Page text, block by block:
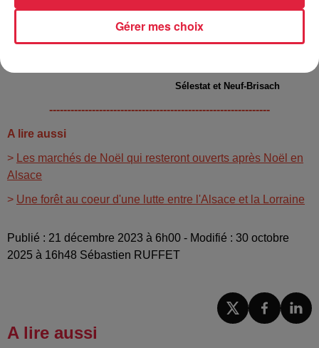
Sélestat et Neuf-Brisach
--------------------------------------------------------------
A lire aussi
>
Les marchés de Noël qui resteront ouverts après Noël en
Alsace
> Une forêt au coeur d'une lutte entre l'Alsace et la Lorraine
Publié : 21 décembre 2023 à 6h00 - Modifié : 30 octobre
2025 à 16h48 Sébastien RUFFET
A lire aussi
Gérer mes choix